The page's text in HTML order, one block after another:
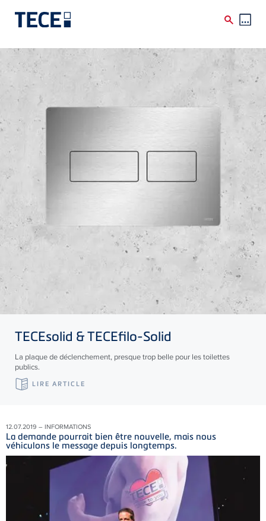
Skip to main content
TECEsolid &TECEfilo-Solid
La plaque de déclenchement, presque trop belle pour les toilettes
publics.
LIRE ARTICLE
12.07.2019 – INFORMATIONS
La demande pourrait bien être nouvelle, mais nous
véhiculons le message depuis longtemps.